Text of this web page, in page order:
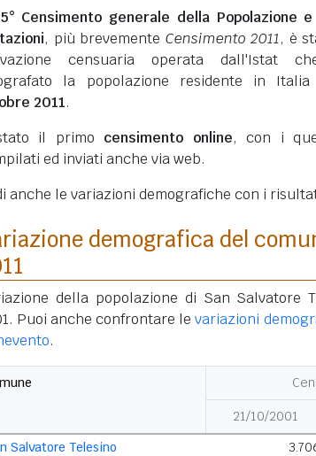
Censimento generale della Popolazione
, più brevemente Censimento 2011, è
censuaria operata dall'Istat
la popolazione residente in
2011.
il primo censimento online, con i
ed inviati anche via web.
anche le variazioni demografiche con i
demografica del
della popolazione di San Salvatore
Puoi anche confrontare levariazioni
.
21/10/2001
Salvatore Telesino